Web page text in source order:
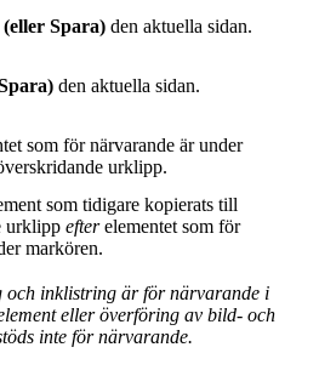
Spara) den aktuella sidan.
den aktuella sidan.
som för närvarande är under
urklipp.
som tidigare kopierats till
urklipp efterelementet som för
markören.
och inklistring är för närvarande i
eller överföring av bild- och
inte för närvarande.